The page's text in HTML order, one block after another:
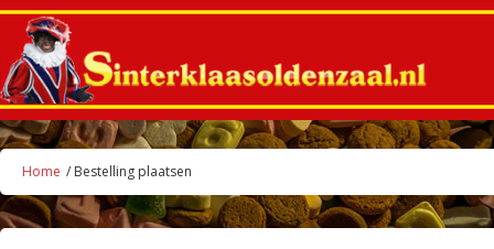
Home / Bestelling plaatsen